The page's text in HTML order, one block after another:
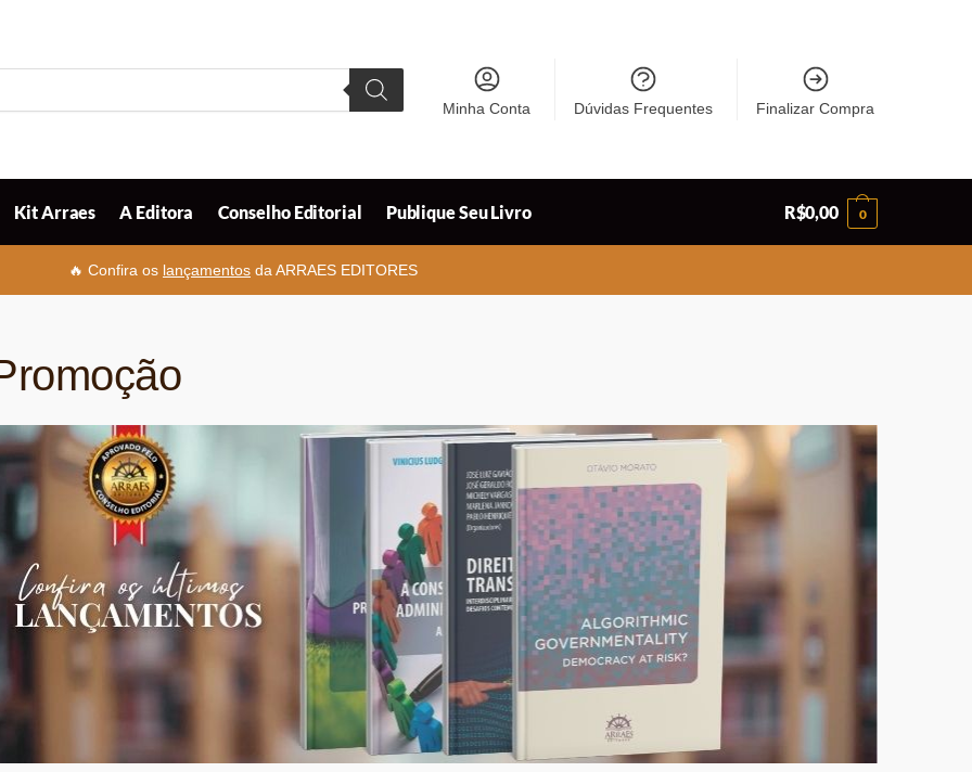
Minha Conta Dúvidas Frequentes Finalizar Compra
Kit Arraes A Editora Conselho Editorial Publique Seu Livro R$0,00 0
🔥 Confira os lançamentos da ARRAES EDITORES